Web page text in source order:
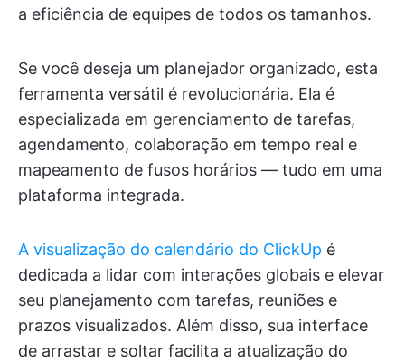
a eficiência de equipes de todos os tamanhos.
Se você deseja um planejador organizado, esta
ferramenta versátil é revolucionária. Ela é
especializada em gerenciamento de tarefas,
agendamento, colaboração em tempo real e
mapeamento de fusos horários — tudo em uma
plataforma integrada.
A visualização do calendário do ClickUp é
dedicada a lidar com interações globais e elevar
seu planejamento com tarefas, reuniões e
prazos visualizados. Além disso, sua interface
de arrastar e soltar facilita a atualização do